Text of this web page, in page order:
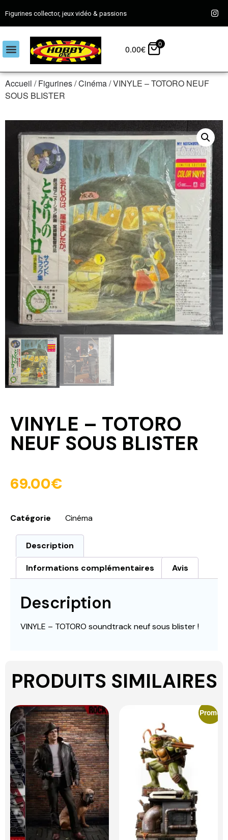
Figurines collector, jeux vidéo & passions
0.00€ 0
Accueil /Figurines/Cinéma/ VINYLE – TOTORO NEUF
SOUS BLISTER
VINYLE – TOTORO
NEUF SOUS BLISTER
69.00€
Catégorie Cinéma
Description
Informations complémentaires Avis
Description
VINYLE – TOTORO soundtrack neuf sous blister !
PRODUITS SIMILAIRES
Promo